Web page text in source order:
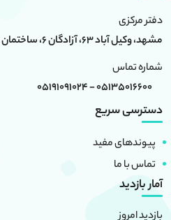
دفتر مرکزی
مشهد، وکیل آباد 63، آزادگان 6، ساختمان امامت
شماره تماس
05135016600 - 05191091024
دسترسی سریع
پیوندهای مفید
تماس با ما
آمار بازدید
بازدید امروز